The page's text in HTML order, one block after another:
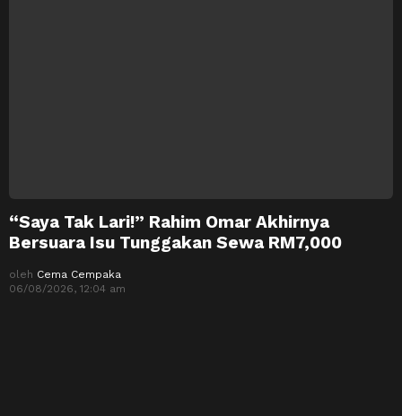
“Saya Tak Lari!” Rahim Omar Akhirnya
Bersuara Isu Tunggakan Sewa RM7,000
oleh Cema Cempaka
06/08/2026, 12:04 am